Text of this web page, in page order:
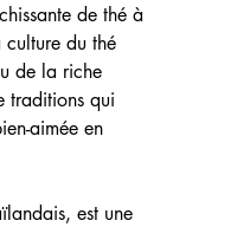
de thé à
du thé
de la riche
traditions qui
aimée en
est une